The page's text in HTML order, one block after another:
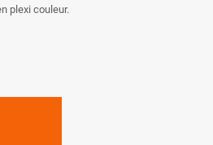
plexi couleur.